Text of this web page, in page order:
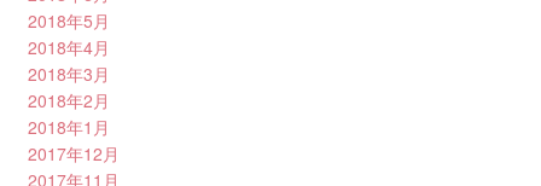
2018年5月
2018年4月
2018年3月
2018年2月
2018年1月
2017年12月
2017年11月